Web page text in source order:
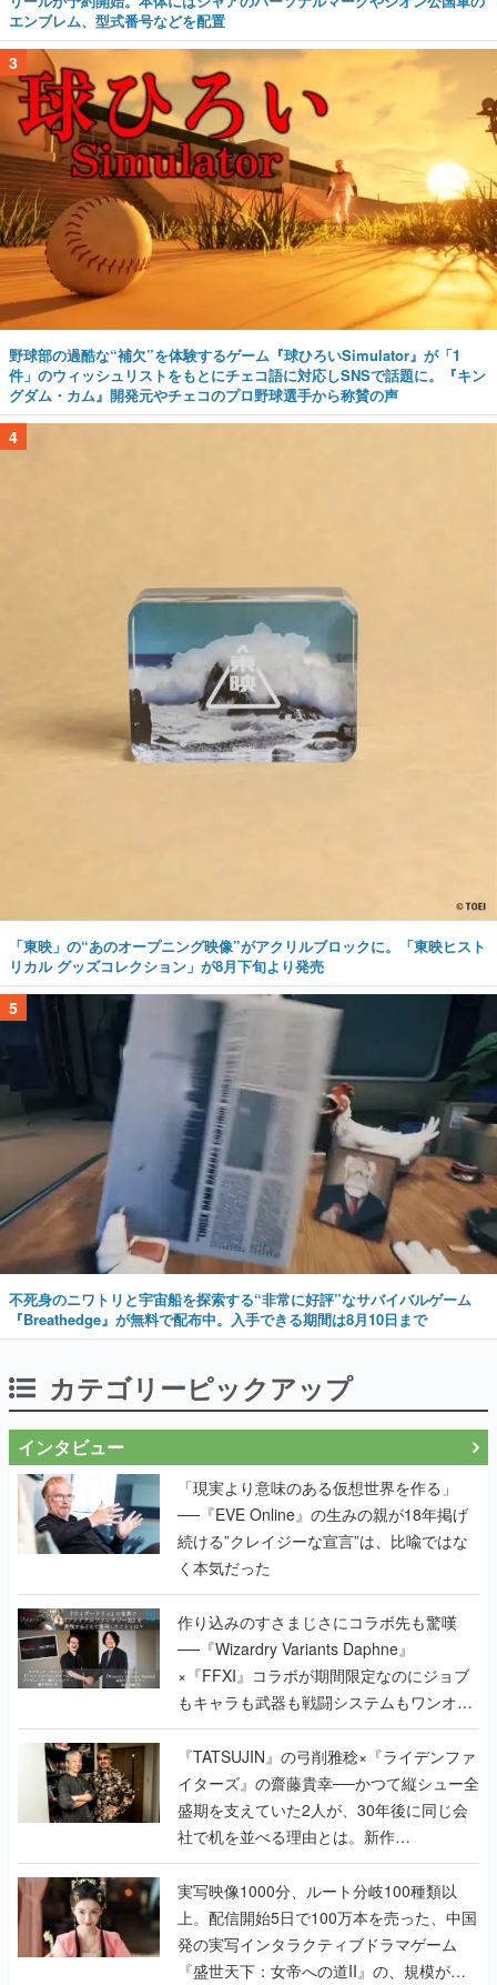
エンブレム、型式番号などを配置
3
野球部の過酷な“補欠”を体験するゲーム『球ひろいSimulator』が「1
件」のウィッシュリストをもとにチェコ語に対応しSNSで話題に。『キン
グダム・カム』開発元やチェコのプロ野球選手から称賛の声
4
「東映」の“あのオープニング映像”がアクリルブロックに。「東映ヒスト
リカル グッズコレクション」が8月下旬より発売
5
不死身のニワトリと宇宙船を探索する“非常に好評”なサバイバルゲーム
『Breathedge』が無料で配布中。入手できる期間は8月10日まで
カテゴリーピックアップ
インタビュー
「現実より意味のある仮想世界を作る」
──『EVE Online』の生みの親が18年掲げ
続ける”クレイジーな宣言”は、比喩ではな
く本気だった
作り込みのすさまじさにコラボ先も驚嘆
──『Wizardry Variants Daphne』
×『FFXI』コラボが期間限定なのにジョブ
もキャラも武器も戦闘システムもワンオフ
で作り込まれた理由を両ディレクターに聞
く
『TATSUJIN』の弓削雅稔×『ライデンファ
イターズ』の齋藤貴幸──かつて縦シュー全
盛期を支えていた2人が、30年後に同じ会
社で机を並べる理由とは。新作
『TATSUJIN EXTREME』で初タッグを組
んだレジェンド2人に訊く開発秘話
実写映像1000分、ルート分岐100種類以
上。配信開始5日で100万本を売った、中国
発の実写インタラクティブドラマゲーム
『盛世天下：女帝への道II』の、規模が違